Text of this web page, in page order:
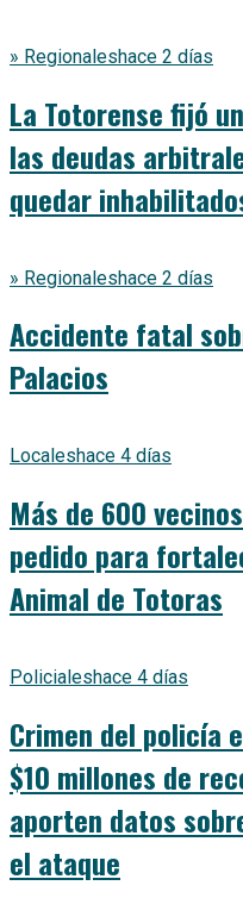
» Regionaleshace 2 días
La Totorense fijó
las deudas
quedar
» Regionaleshace 2 días
Accidente fatal
Palacios
Localeshace 4 días
Más de 600
pedido para
Animal de Totoras
Policialeshace 4 días
Crimen del policía
$10 millones de
aporten datos
el ataque